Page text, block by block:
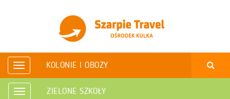
Rozwiń
nawigację
KOLONIE I OBOZY
Rozwiń
ZIELONE SZKOŁY